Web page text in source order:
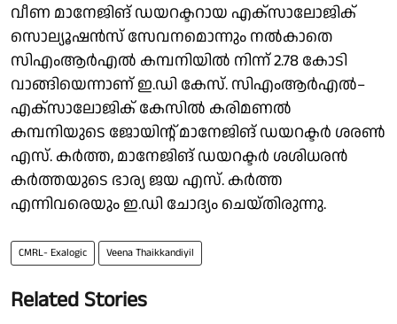
വീണ മാനേജിങ് ഡയറക്ടറായ എക്സാലോജിക്
സൊല്യൂഷൻസ് സേവനമൊന്നും നൽകാതെ
സിഎംആർഎൽ കമ്പനിയിൽ നിന്ന് 2.78 കോടി
വാങ്ങിയെന്നാണ് ഇ.ഡി കേസ്. സിഎംആർഎൽ–
എക്സാലോജിക് കേസിൽ കരിമണൽ
കമ്പനിയുടെ ജോയിന്റ് മാനേജിങ് ഡയറക്ടർ ശരൺ
എസ്. കർത്ത, മാനേജിങ് ഡയറക്ടർ ശശിധരൻ
കർത്തയുടെ ഭാര്യ ജയ എസ്. കർത്ത
എന്നിവരെയും ഇ.ഡി ചോദ്യം ചെയ്തിരുന്നു.
CMRL- Exalogic Veena Thaikkandiyil
Related Stories